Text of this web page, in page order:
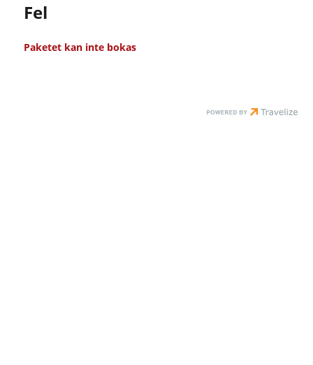
Fel
Paketet kan inte bokas